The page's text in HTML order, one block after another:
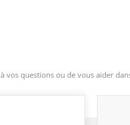
vos questions ou de vous aider